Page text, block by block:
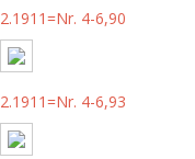
2.1911=Nr. 4-6,90
2.1911=Nr. 4-6,93